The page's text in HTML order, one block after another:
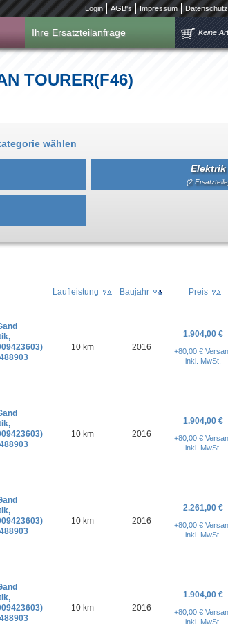
Login AGB's Impressum
Ihre Ersatzteilanfrage Keine
TOURER(F46)
wählen
Elektrik
(2
Laufleistung Baujahr Preis
10 km 2016
1.904,00 €
+80,00 €
inkl. MwSt.
10 km 2016
1.904,00 €
+80,00 €
inkl. MwSt.
10 km 2016
2.261,00 €
+80,00 €
inkl. MwSt.
10 km 2016
1.904,00 €
+80,00 €
inkl. MwSt.